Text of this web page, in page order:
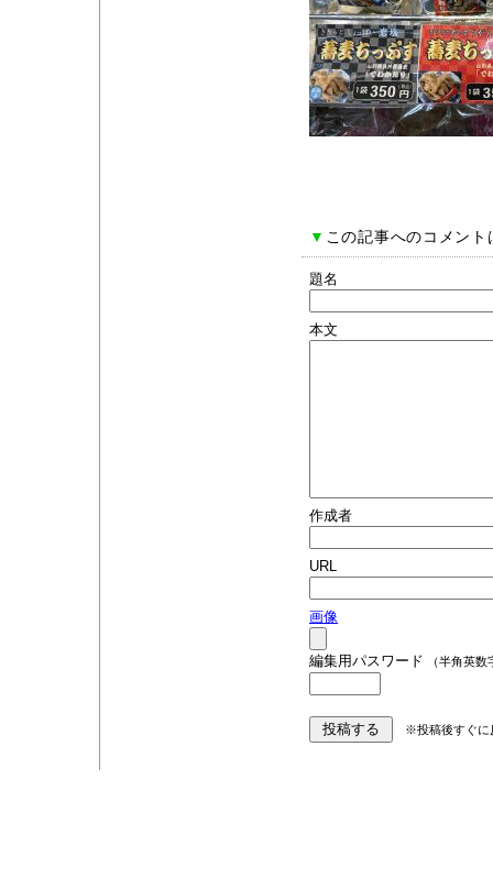
▼ この記事へのコメント
題名
本文
作成者
URL
画像
編集用パスワード （半角英数
※投稿後すぐに